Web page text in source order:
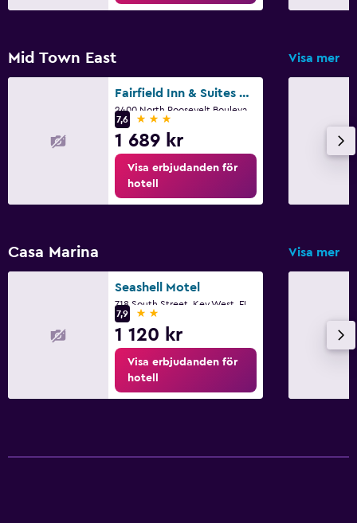
Strykjärn och strykbräda
Barnsängar tillgängliga
Mid Town East Visa mer
Fairfield Inn & Suites by Marriott Key West
7,6
3 stjärnor
1 689 kr
Visa erbjudanden för
hotell
Casa Marina Visa mer
Seashell Motel
718 South Street, Key West, FL
7,9
2 stjärnor
1 120 kr
Visa erbjudanden för
hotell